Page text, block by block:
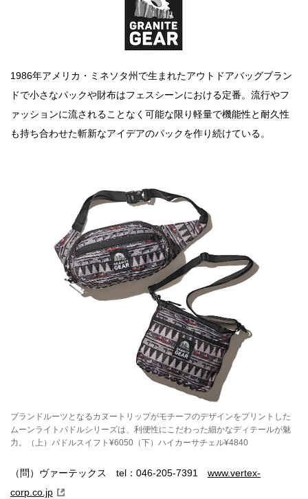
1986年アメリカ・ミネソタ州で生まれたアウトドアバッグブラン
ドで小さなパックや財布はフェスシーンにおける定番。流行やフ
ァッションに流されることなく可能な限り軽量で機能性と耐久性
も持ち合わせた斬新なアイデアのパックを作り続けている。
ブランドルーツとなるカヌートリップがモチーフのデザインをプリントした
ムーンライトパドルシリーズは、利便性にこだわった細かなディテールが魅
力。（上）パドルスイフト¥6050（下）ハイカーサチェル¥4840
（問）ヴァーテックス tel：046-205-7391 www.vertex-
corp.co.jp